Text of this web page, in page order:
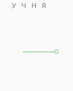
УЧНЯ